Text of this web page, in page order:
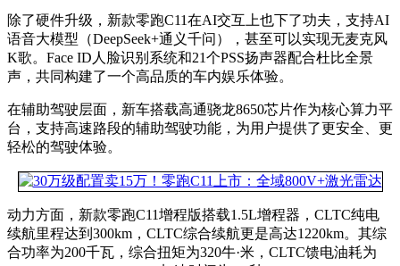
除了硬件升级，新款零跑C11在AI交互上也下了功夫，支持AI
语音大模型（DeepSeek+通义千问），甚至可以实现无麦克风
K歌。Face ID人脸识别系统和21个PSS扬声器配合杜比全景
声，共同构建了一个高品质的车内娱乐体验。
在辅助驾驶层面，新车搭载高通骁龙8650芯片作为核心算力平
台，支持高速路段的辅助驾驶功能，为用户提供了更安全、更
轻松的驾驶体验。
动力方面，新款零跑C11增程版搭载1.5L增程器，CLTC纯电
续航里程达到300km，CLTC综合续航更是高达1220km。其综
合功率为200千瓦，综合扭矩为320牛·米，CLTC馈电油耗为